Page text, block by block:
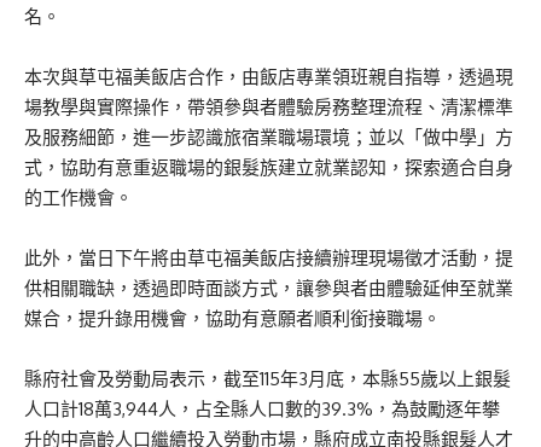
名。
本次與草屯福美飯店合作，由飯店專業領班親自指導，透過現
場教學與實際操作，帶領參與者體驗房務整理流程、清潔標準
及服務細節，進一步認識旅宿業職場環境；並以「做中學」方
式，協助有意重返職場的銀髮族建立就業認知，探索適合自身
的工作機會。
此外，當日下午將由草屯福美飯店接續辦理現場徵才活動，提
供相關職缺，透過即時面談方式，讓參與者由體驗延伸至就業
媒合，提升錄用機會，協助有意願者順利銜接職場。
縣府社會及勞動局表示，截至115年3月底，本縣55歲以上銀髮
人口計18萬3,944人，占全縣人口數的39.3%，為鼓勵逐年攀
升的中高齡人口繼續投入勞動市場，縣府成立南投縣銀髮人才